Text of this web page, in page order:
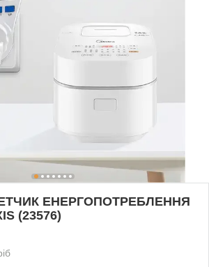
ЕНЕРГОПОТРЕБЛЕННЯ
(23576)